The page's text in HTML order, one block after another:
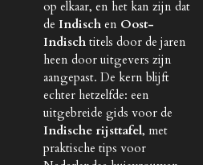
op elkaar, en het kan zijn dat
de Indisch en Oost-
Indisch titels door de jaren
heen door uitgevers zijn
aangepast. De kern blijft
echter hetzelfde: een
uitgebreide gids voor de
Indische rijsttafel, met
praktische tips voor